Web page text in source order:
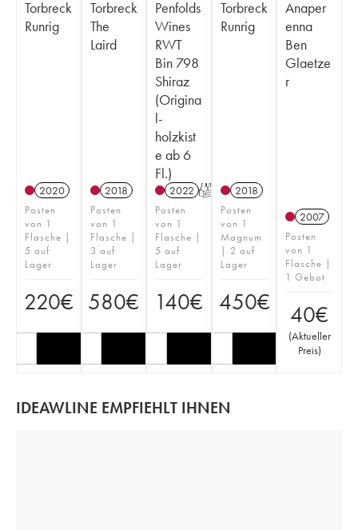
Torbreck
Runrig
2020
Posten
von 1
Flasche |
5 auf
Lager
220€
Torbreck
The
Laird
2018
Posten
von 1
Flasche |
3 auf
Lager
580€
Penfolds
Wines
RWT
Bin 798
Shiraz
(Origina
l-
holzkist
e ab 6
Fl.)
2022 T
Posten
von 1
Flasche |
5 auf
Lager
140€
Torbreck
Runrig
2018
Posten
von 1
Magnum
| 2 auf
Lager
450€
Anaper
enna
Ben
Glaetze
r
2007
Posten
von 1
Flasche |
1 Gebot
40€
(Aktueller
Preis)
IDEAWLINE EMPFIEHLT IHNEN